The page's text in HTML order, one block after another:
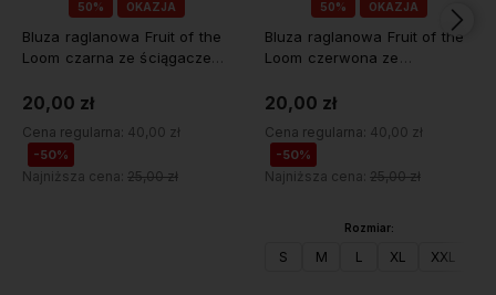
50% OKAZJA
Bluza raglanowa Fruit of the
Loom czarna ze ściągaczem
20,00 zł
Cena regularna: 40,00 zł
-50%
Najniższa cena: 25,00 zł
50% OKAZJA
Bluza raglanowa Fruit of the
Loom czerwona ze
20,00 zł
Cena regularna: 40,00 zł
-50%
Najniższa cena: 25,00 zł
Rozmiar:
S M L XL XXL